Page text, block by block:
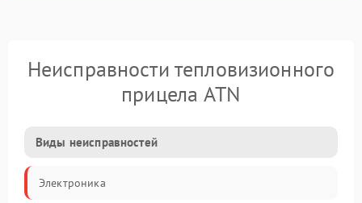
Неисправности тепловизионного
прицела ATN
Виды неисправностей
Электроника